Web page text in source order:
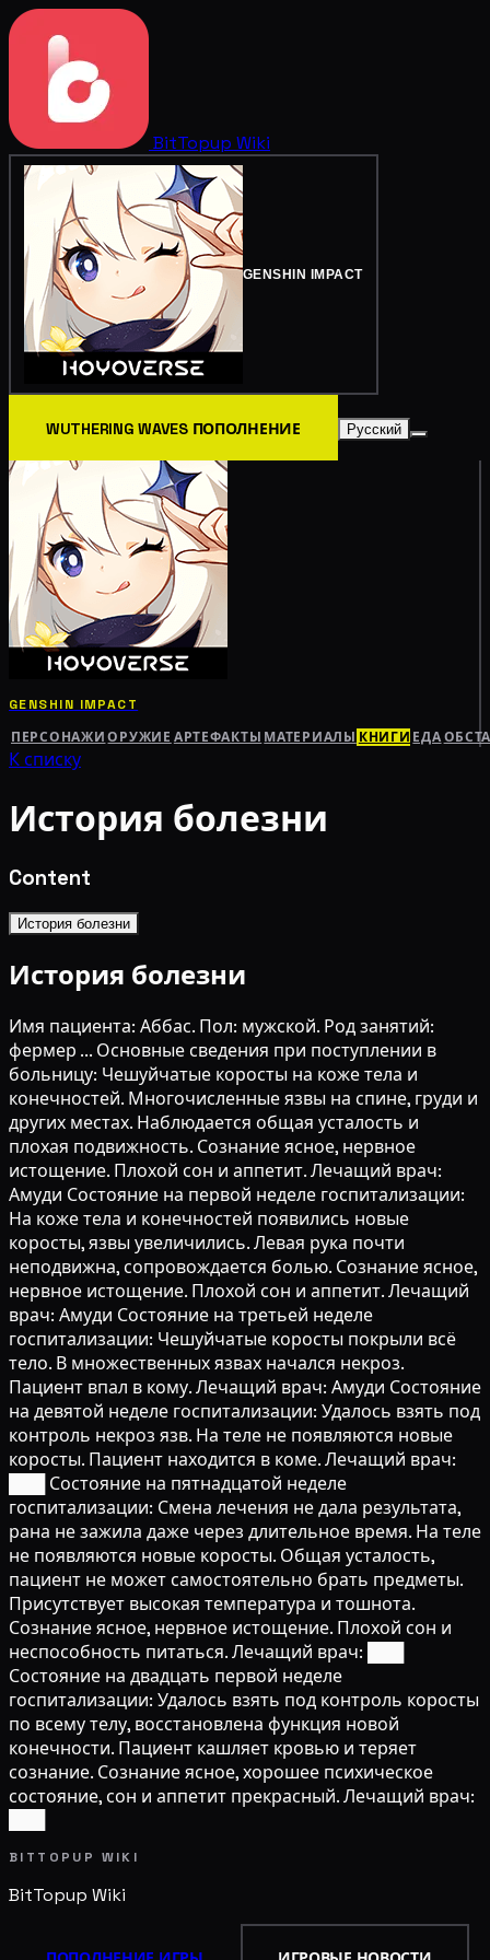
BitTopup Wiki
GENSHIN IMPACT
WUTHERING WAVES ПОПОЛНЕНИЕ Русский
GENSHIN IMPACT
ПЕРСОНАЖИ ОРУЖИЕ АРТЕФАКТЫ МАТЕРИАЛЫ КНИГИ ЕДА
К списку
История болезни
Content
История болезни
История болезни
Имя пациента: Аббас. Пол: мужской. Род занятий:
фермер ... Основные сведения при поступлении в
больницу: Чешуйчатые коросты на коже тела и
конечностей. Многочисленные язвы на спине, груди и
других местах. Наблюдается общая усталость и
плохая подвижность. Сознание ясное, нервное
истощение. Плохой сон и аппетит. Лечащий врач:
Амуди Состояние на первой неделе госпитализации:
На коже тела и конечностей появились новые
коросты, язвы увеличились. Левая рука почти
неподвижна, сопровождается болью. Сознание ясное,
нервное истощение. Плохой сон и аппетит. Лечащий
врач: Амуди Состояние на третьей неделе
госпитализации: Чешуйчатые коросты покрыли всё
тело. В множественных язвах начался некроз.
Пациент впал в кому. Лечащий врач: Амуди Состояние
на девятой неделе госпитализации: Удалось взять под
контроль некроз язв. На теле не появляются новые
коросты. Пациент находится в коме. Лечащий врач:
███ Состояние на пятнадцатой неделе
госпитализации: Смена лечения не дала результата,
рана не зажила даже через длительное время. На теле
не появляются новые коросты. Общая усталость,
пациент не может самостоятельно брать предметы.
Присутствует высокая температура и тошнота.
Сознание ясное, нервное истощение. Плохой сон и
неспособность питаться. Лечащий врач: ███
Состояние на двадцать первой неделе
госпитализации: Удалось взять под контроль коросты
по всему телу, восстановлена функция новой
конечности. Пациент кашляет кровью и теряет
сознание. Сознание ясное, хорошее психическое
состояние, сон и аппетит прекрасный. Лечащий врач:
BITTOPUP WIKI
BitTopup Wiki